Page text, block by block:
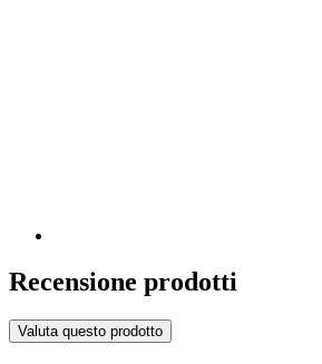
Recensione prodotti
Valuta questo prodotto